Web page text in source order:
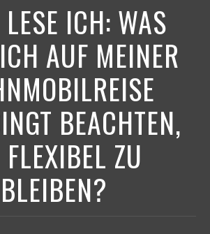
ICH: WAS
AUF MEINER
BEACHTEN,
ZU
BLEIBEN?